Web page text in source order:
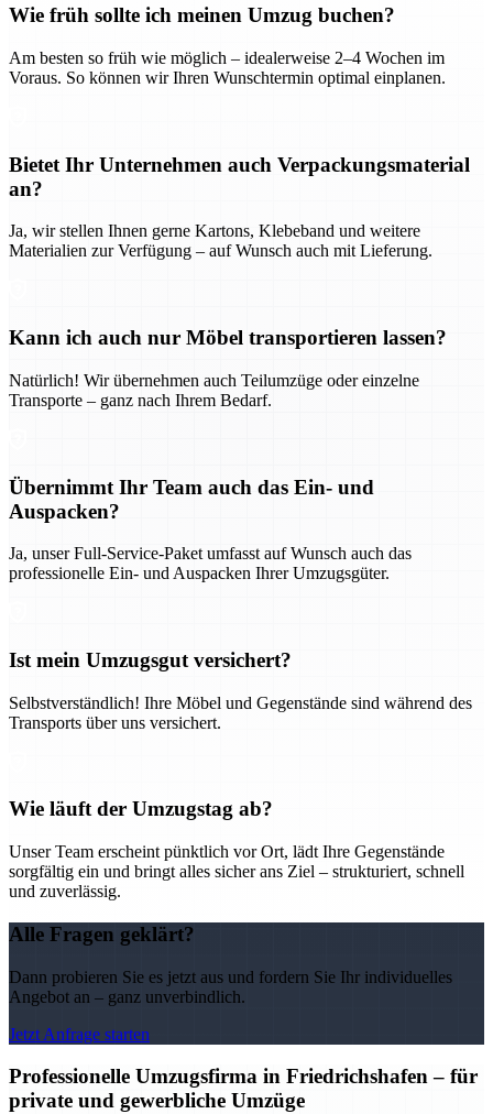
Wie früh sollte ich meinen Umzug buchen?
Am besten so früh wie möglich – idealerweise 2–4 Wochen im
Voraus. So können wir Ihren Wunschtermin optimal einplanen.
Bietet Ihr Unternehmen auch Verpackungsmaterial
an?
Ja, wir stellen Ihnen gerne Kartons, Klebeband und weitere
Materialien zur Verfügung – auf Wunsch auch mit Lieferung.
Kann ich auch nur Möbel transportieren lassen?
Natürlich! Wir übernehmen auch Teilumzüge oder einzelne
Transporte – ganz nach Ihrem Bedarf.
Übernimmt Ihr Team auch das Ein- und
Auspacken?
Ja, unser Full-Service-Paket umfasst auf Wunsch auch das
professionelle Ein- und Auspacken Ihrer Umzugsgüter.
Ist mein Umzugsgut versichert?
Selbstverständlich! Ihre Möbel und Gegenstände sind während des
Transports über uns versichert.
Wie läuft der Umzugstag ab?
Unser Team erscheint pünktlich vor Ort, lädt Ihre Gegenstände
sorgfältig ein und bringt alles sicher ans Ziel – strukturiert, schnell
und zuverlässig.
Alle Fragen geklärt?
Dann probieren Sie es jetzt aus und fordern Sie Ihr individuelles
Angebot an – ganz unverbindlich.
Jetzt Anfrage starten
Professionelle Umzugsfirma in Friedrichshafen – für
private und gewerbliche Umzüge